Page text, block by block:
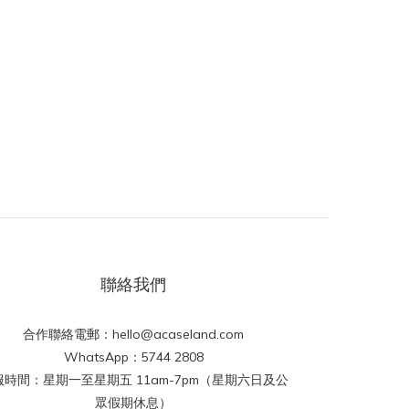
聯絡我們
合作聯絡電郵：hello@acaseland.com
WhatsApp：5744 2808
時間：星期一至星期五 11am-7pm（星期六日及公
眾假期休息）